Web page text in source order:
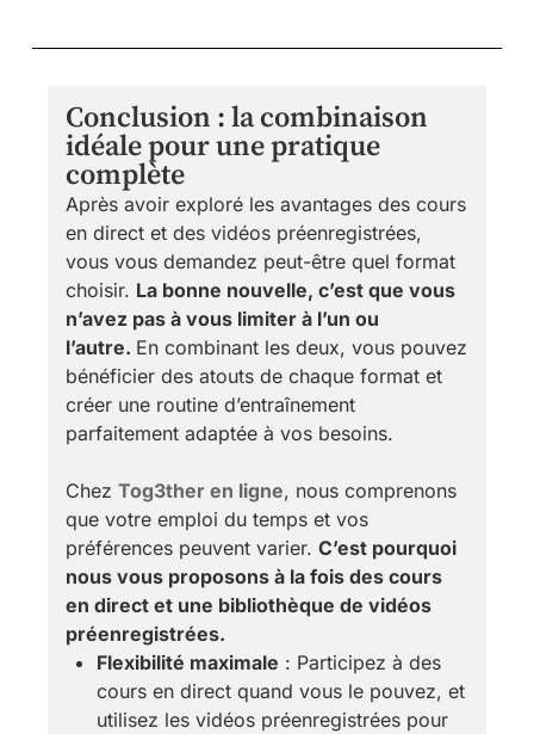
Conclusion : la combinaison
idéale pour une pratique
complète
Après avoir exploré les avantages des cours
en direct et des vidéos préenregistrées,
vous vous demandez peut-être quel format
choisir. La bonne nouvelle, c’est que vous
n’avez pas à vous limiter à l’un ou
l’autre. En combinant les deux, vous pouvez
bénéficier des atouts de chaque format et
créer une routine d’entraînement
parfaitement adaptée à vos besoins.
Chez Tog3ther en ligne, nous comprenons
que votre emploi du temps et vos
préférences peuvent varier. C’est pourquoi
nous vous proposons à la fois des cours
en direct et une bibliothèque de vidéos
préenregistrées.
Flexibilité maximale : Participez à des
cours en direct quand vous le pouvez, et
utilisez les vidéos préenregistrées pour